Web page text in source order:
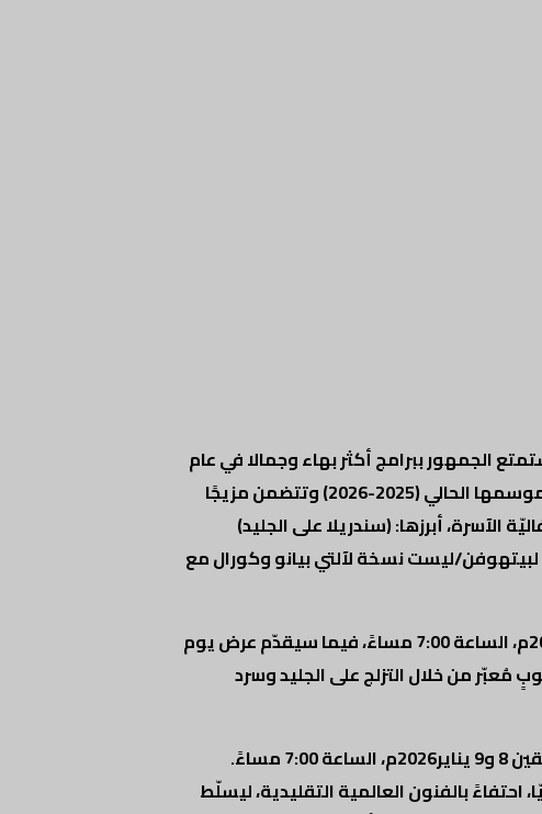
ليستمتع الجمهور ببرامج أكثر بهاء وجمالا في عام
جديد مليء بالمفاجآت الفنية، والثقافية، حيث أعدّت لشهر يناير مجموعة مختارة من العروض، والفعاليات التي تندرج ضمن موسمها الحالي (2025-2026) وتتضمن مزيجًا
الآسرة، أبرزها: (سندريلا على الجليد)
ليست نسخة لآلتي بيانو وكورال مع
يبدأ الشهر بعرض “سندريلا على الجليد” في دار الأوبرا السلطانية مسقط يومي الخميس والجمعة الموافقين 1 و2 يناير2026م، الساعة 7:00 مساءً، فيما سيقدّم عرض يوم
بأسلوبٍ مُعبّر من خلال التزلج على الجليد وسرد
دار الأوبرا السلطانية مسقط، وذلك مساء يومي الخميس والجمعة الموافقين 8 و9 يناير2026م، الساعة 7:00 مساءً.
بالفنون العالمية التقليدية، ليسلّط